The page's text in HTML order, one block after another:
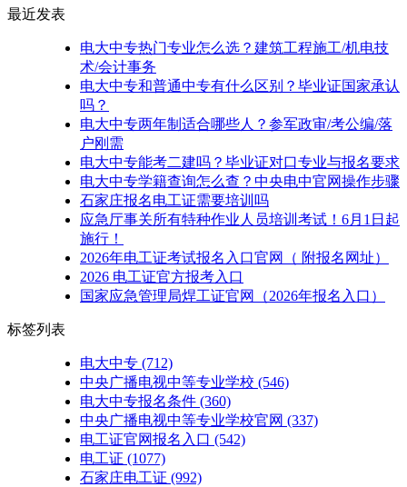
最近发表
电大中专热门专业怎么选？建筑工程施工/机电技
术/会计事务
电大中专和普通中专有什么区别？毕业证国家承认
吗？
电大中专两年制适合哪些人？参军政审/考公编/落
户刚需
电大中专能考二建吗？毕业证对口专业与报名要求
电大中专学籍查询怎么查？中央电中官网操作步骤
石家庄报名电工证需要培训吗
应急厅事关所有特种作业人员培训考试！6月1日起
施行！
2026年电工证考试报名入口官网（ 附报名网址）
2026 电工证官方报考入口
国家应急管理局焊工证官网（2026年报名入口）
标签列表
电大中专 (712)
中央广播电视中等专业学校 (546)
电大中专报名条件 (360)
中央广播电视中等专业学校官网 (337)
电工证官网报名入口 (542)
电工证 (1077)
石家庄电工证 (992)